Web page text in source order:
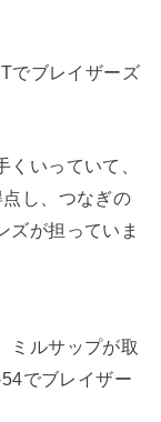
でブレイザーズ
いっていて、
し、つなぎの
ズが担っていま
ミルサップが取
でブレイザー